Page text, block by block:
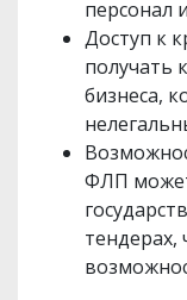
персонал
Доступ к
получать
бизнеса,
ФЛП
тендерах,